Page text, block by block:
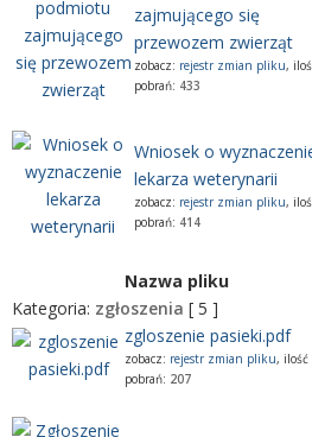
zajmującego się
przewozem zwierząt
zobacz: rejestr zmian pliku,
pobrań: 433
Wniosek o
lekarza weterynarii
zobacz: rejestr zmian pliku,
pobrań: 414
Nazwa pliku
Kategoria: zgłoszenia [ 5 ]
zgloszenie pasieki.pdf
zobacz: rejestr zmian pliku, ilość
pobrań: 207